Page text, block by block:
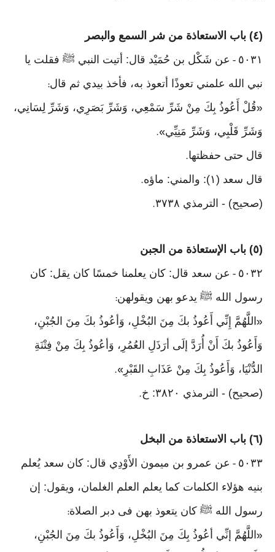
(٤) باب الاستعاذة من شر السمع والبصر
٥٠٣١ - عن شَكْل بن حُمَيْد قال: أتيت النبي ﷺ فقلت يا
نبي الله علمني تعوذًا أتعوذ به، فأخذ بيدي ثم قال:
«قُلْ أَعُوذُ بِكَ مِنْ شَرِّ سَمْعِي، وَشَرِّ بَصَرِي، وَشَرِّ لِسَانِي،
وَشَرِّ قَلْبِي، وَشَرِّ مَنِيِّي».
قال حتى حفظتها.
قال سعد (١): والمني: ماؤه .
(صحيح) - الترمذي ٣٧٣٨ .
(٥) باب الإستعاذة من الجبن
٥٠٣٢ - عن سعد قال: كان يعلمنا خمسًا كان يقل: كان
رسول الله ﷺ يدعو بهن ويقولهن:
« اللَّهُمَّ إِنِّي أَعُوذُ بكَ مِنَ البُخْلِ، وَأعُوذُ بكَ مِنَ الجُبْنِ،
وَأَعُوذُ بكَ أَنْ أُرَدَّ إلَى أرَذَلِ العُمُرِ، وَأعُوذُ بِكَ مِنْ فِتْنَةِ
الدُّنْيَا، وَأَعُوذُ بِكَ مِنْ عَذَابِ القَبْرِ ».
(صحيح) - الترمذي ٣٨٢٠: خ .
(٦) باب الاستعاذة من البخل
٥٠٣٣ - عن عمرو بن ميمون الأَوْدِي قال: كان سعد يُعلم
بنيه هؤلاء الكلمات كما يعلم العلم الغلمان، ويقول: إن
رسول الله ﷺ كان يتعوذ بهن فى دبر الصلاة:
« اللَّهُمَّ إنِّي أعُوذُ بِكَ مِنَ البُخْلِ، وَأَعُوذُ بكَ مِنَ الجُبْنِ،